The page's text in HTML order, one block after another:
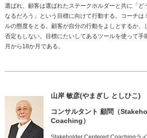
選ばれ、顧客は選ばれたステークホルダーと共に「ど
なるだろう」という目標に向けて行動する。コーチは
ルの態度をとる。顧客が自分の行動をよしとするか、
否定もしない。目標にたいしてあるツールを使って手
月から18か月である。
山岸 敏彦(やまぎし としひこ)
コンサルタント 顧問（
Coaching）